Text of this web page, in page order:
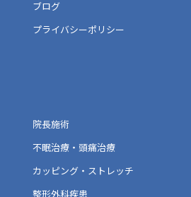
ブログ
プライバシーポリシー
院長施術
不眠治療・頭痛治療
カッピング・ストレッチ
整形外科疾患